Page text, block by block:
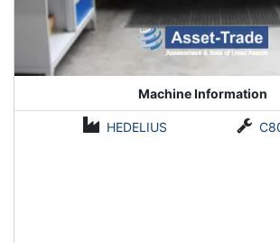
Machine Information
HEDELIUS